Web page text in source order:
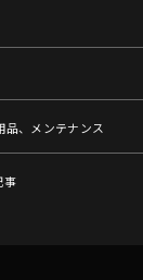
品、メンテナンス
事